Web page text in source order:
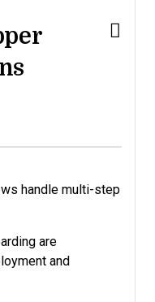
handle multi-step
are
and